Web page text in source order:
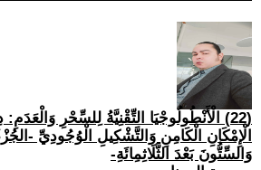
(22) الْأَنْطُولُوجْيَا التِّقْنِيَّةُ لِلسِّحْرِ
الْإِمْكَانِ الْكَامِنِ وَالتَّشْكِيلِ الْوُجُودِيِّ -
وَالسِّتُّونَ بَعْدَ الثَّلَاثِمِائَةِ-